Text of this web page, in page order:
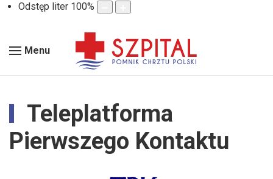
Odstęp liter 100%
Menu
Teleplatforma
Pierwszego Kontaktu